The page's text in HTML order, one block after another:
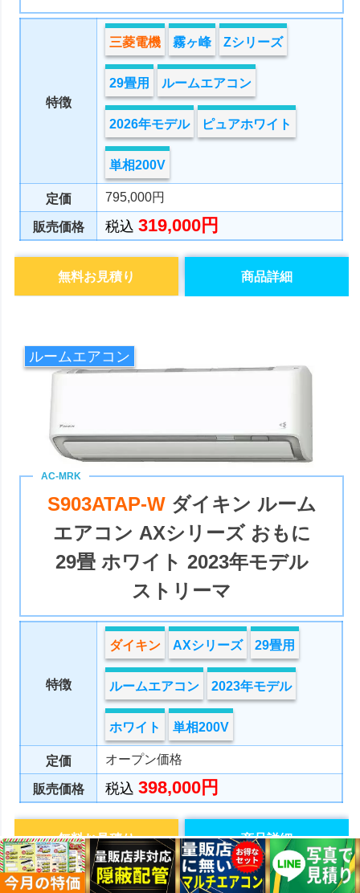
特徴
三菱電機 霧ヶ峰 Zシリーズ
29畳用 ルームエアコン
2026年モデル ピュアホワイト
単相200V
定価 795,000円
販売価格 税込319,000円
商品詳細
無料お見積り
ルームエアコン
S903ATAP-W ダイキン ルーム
エアコン AXシリーズ おもに
29畳 ホワイト 2023年モデル
ストリーマ
特徴
ダイキン AXシリーズ 29畳用
ルームエアコン 2023年モデル
ホワイト 単相200V
定価 オープン価格
販売価格 税込398,000円
商品詳細
無料お見積り